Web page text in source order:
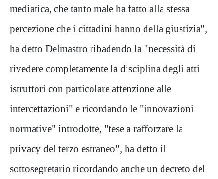
mediatica, che tanto male ha fatto alla stessa
percezione che i cittadini hanno della giustizia",
ha detto Delmastro ribadendo la "necessità di
rivedere completamente la disciplina degli atti
istruttori con particolare attenzione alle
intercettazioni" e ricordando le "innovazioni
normative" introdotte, "tese a rafforzare la
privacy del terzo estraneo", ha detto il
sottosegretario ricordando anche un decreto del